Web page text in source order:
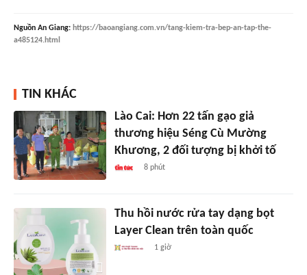
Nguồn An Giang: https://baoangiang.com.vn/tang-kiem-tra-bep-an-tap-the-
a485124.html
TIN KHÁC
Lào Cai: Hơn 22 tấn gạo giả
thương hiệu Séng Cù Mường
Khương, 2 đối tượng bị khởi tố
8 phút
Thu hồi nước rửa tay dạng bọt
Layer Clean trên toàn quốc
1 giờ